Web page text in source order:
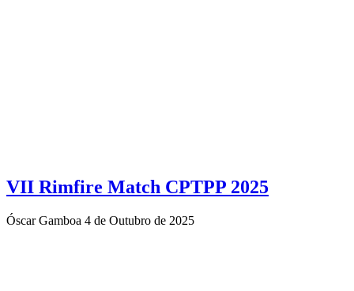
VII Rimfire Match CPTPP 2025
Óscar Gamboa 4 de Outubro de 2025